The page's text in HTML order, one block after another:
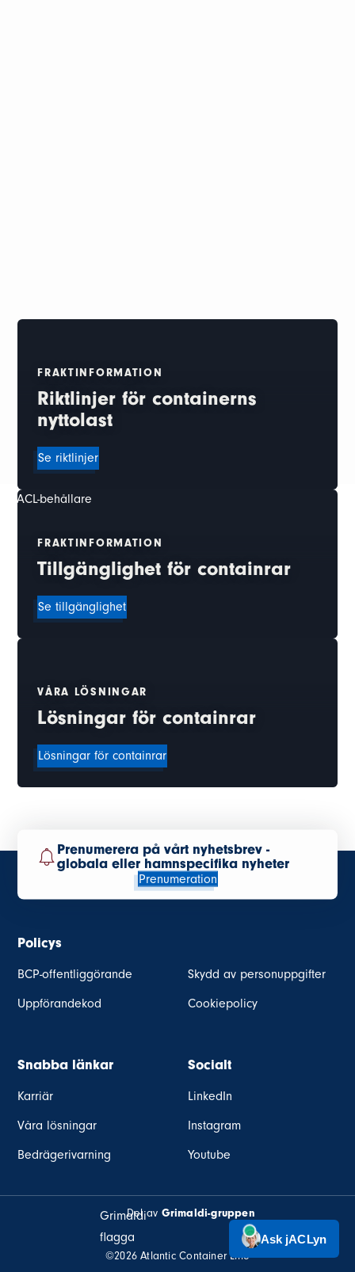
FRAKTINFORMATION
Riktlinjer för containerns
nyttolast
Se riktlinjer
FRAKTINFORMATION
Tillgänglighet för containrar
Se tillgänglighet
VÅRA LÖSNINGAR
Lösningar för containrar
Lösningar för containrar
Prenumerera på vårt nyhetsbrev -
globala eller hamnspecifika nyheter
Prenumeration
Snabba länkar
Karriär
Våra lösningar
Bedrägerivarning
Policys
BCP-offentliggörande
Uppförandekod
Skydd av personuppgifter
Cookiepolicy
Socialt
LinkedIn
Instagram
Youtube
©2026 Atlantic Container Line
Del av Grimaldi-gruppen